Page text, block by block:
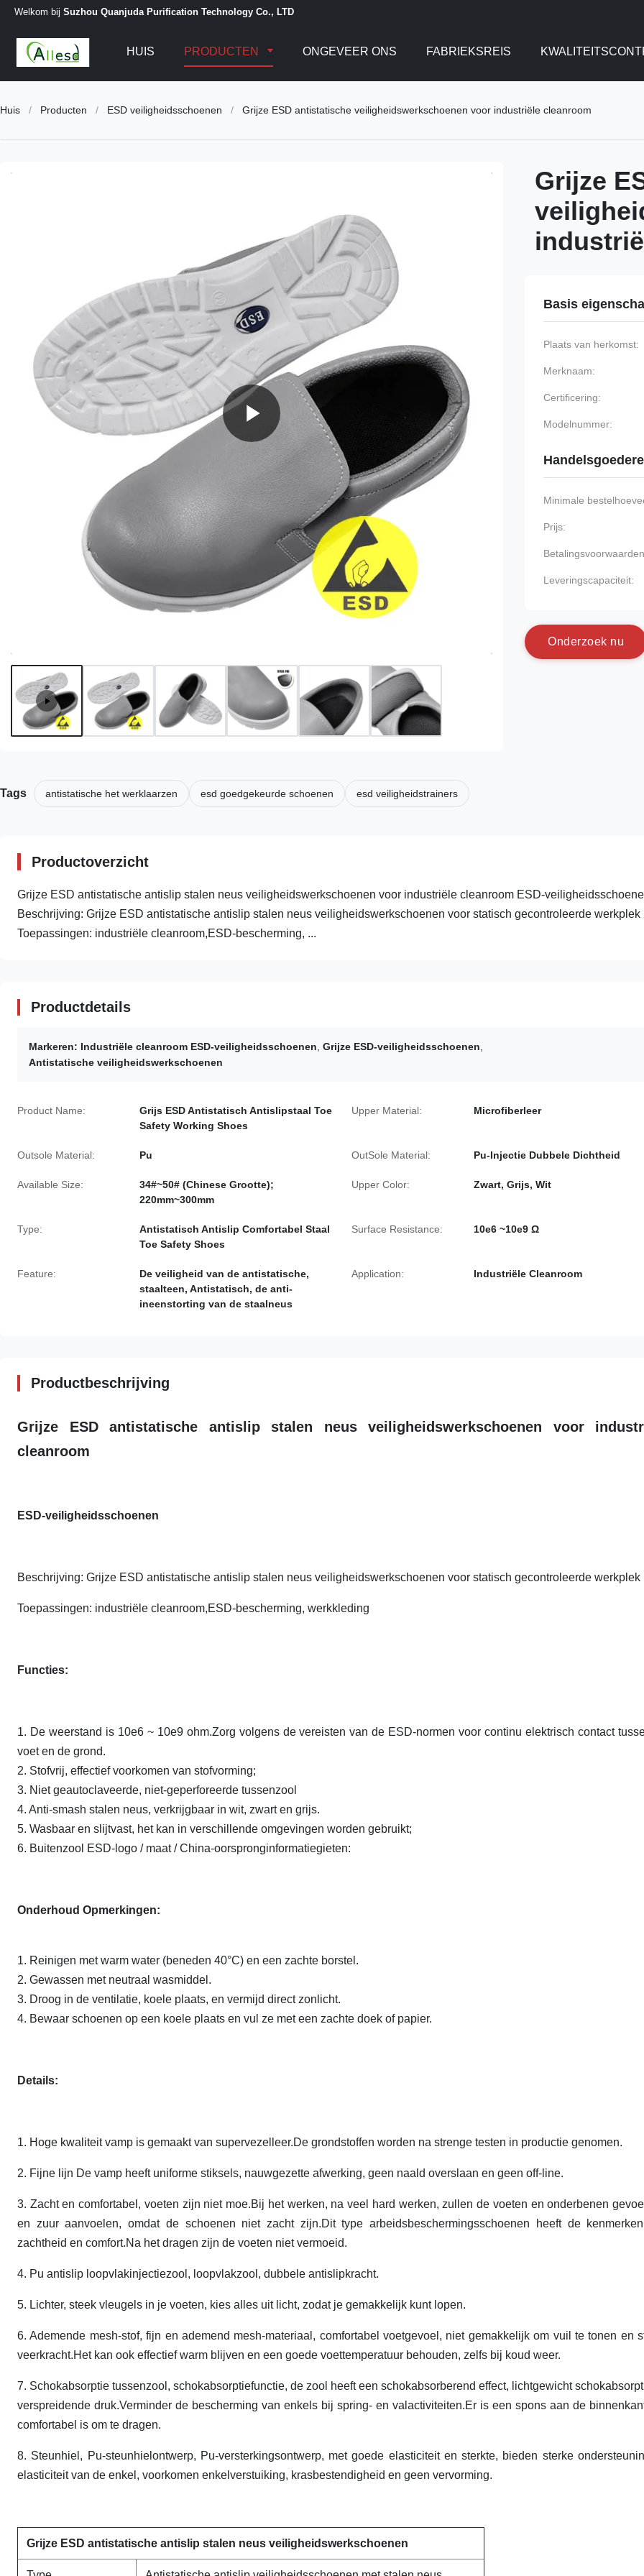
Welkom bij Suzhou Quanjuda Purification Technology Co., LTD
HUIS PRODUCTEN ONGEVEER ONS FABRIEKSREIS
Huis / Producten / ESD veiligheidsschoenen / Grijze ESD antistatische veiligheidswerkschoenen voor industriële cleanroom
Grijze
Basis
Plaats van herkomst:
Merknaam:
Certificering:
Modelnummer:
Minimale
Prijs:
Leveringscapaciteit:
Onderzoek nu
Tags antistatische het werklaarzen esd goedgekeurde schoenen esd veiligheidstrainers
Productoverzicht
Grijze ESD antistatische antislip stalen neus veiligheidswerkschoenen voor industriële cleanroom ESD-
Beschrijving: Grijze ESD antistatische antislip stalen neus veiligheidswerkschoenen voor statisch gecontroleerde werkplek
Toepassingen: industriële cleanroom,ESD-bescherming, ...
Productdetails
Markeren: Industriële cleanroom ESD-veiligheidsschoenen Grijze ESD-veiligheidsschoenen
Antistatische veiligheidswerkschoenen
Product Name:
Grijs ESD Antistatisch Antislipstaal Toe
Safety Working Shoes
Upper Material: Microfiberleer
Outsole Material: Pu OutSole Material: Pu-Injectie Dubbele Dichtheid
Available Size:
34#~50# (Chinese Grootte);
220mm~300mm
Upper Color: Zwart, Grijs, Wit
Type:
Antistatisch Antislip Comfortabel Staal
Toe Safety Shoes
Surface Resistance: 10e6 ~10e9 Ω
Feature:
De veiligheid van de antistatische,
staalteen, Antistatisch, de anti-
ineenstorting van de staalneus
Application: Industriële Cleanroom
Productbeschrijving
Grijze ESD antistatische antislip stalen neus veiligheidswerkschoenen voor
cleanroom
ESD-veiligheidsschoenen
Beschrijving: Grijze ESD antistatische antislip stalen neus veiligheidswerkschoenen voor statisch gecontroleerde werkplek
Toepassingen: industriële cleanroom,ESD-bescherming, werkkleding
Functies:
1. De weerstand is 10e6 ~ 10e9 ohm.Zorg volgens de vereisten van de ESD-normen voor continu elektrisch contact
voet en de grond.
2. Stofvrij, effectief voorkomen van stofvorming;
3. Niet geautoclaveerde, niet-geperforeerde tussenzool
4. Anti-smash stalen neus, verkrijgbaar in wit, zwart en grijs.
5. Wasbaar en slijtvast, het kan in verschillende omgevingen worden gebruikt;
6. Buitenzool ESD-logo / maat / China-oorspronginformatiegieten:
Onderhoud Opmerkingen:
1. Reinigen met warm water (beneden 40°C) en een zachte borstel.
2. Gewassen met neutraal wasmiddel.
3. Droog in de ventilatie, koele plaats, en vermijd direct zonlicht.
4. Bewaar schoenen op een koele plaats en vul ze met een zachte doek of papier.
Details:
1. Hoge kwaliteit vamp is gemaakt van supervezelleer.De grondstoffen worden na strenge testen in productie genomen.
2. Fijne lijn De vamp heeft uniforme stiksels, nauwgezette afwerking, geen naald overslaan en geen off-line.
3. Zacht en comfortabel, voeten zijn niet moe.Bij het werken, na veel hard werken, zullen de voeten en onderbenen
en zuur aanvoelen, omdat de schoenen niet zacht zijn.Dit type arbeidsbeschermingsschoenen heeft de
zachtheid en comfort.Na het dragen zijn de voeten niet vermoeid.
4. Pu antislip loopvlakinjectiezool, loopvlakzool, dubbele antislipkracht.
5. Lichter, steek vleugels in je voeten, kies alles uit licht, zodat je gemakkelijk kunt lopen.
6. Ademende mesh-stof, fijn en ademend mesh-materiaal, comfortabel voetgevoel, niet gemakkelijk om vuil te tonen en
veerkracht.Het kan ook effectief warm blijven en een goede voettemperatuur behouden, zelfs bij koud weer.
7. Schokabsorptie tussenzool, schokabsorptiefunctie, de zool heeft een schokabsorberend effect, lichtgewicht
verspreidende druk.Verminder de bescherming van enkels bij spring- en valactiviteiten.Er is een spons aan de
comfortabel is om te dragen.
8. Steunhiel, Pu-steunhielontwerp, Pu-versterkingsontwerp, met goede elasticiteit en sterkte, bieden sterke
elasticiteit van de enkel, voorkomen enkelverstuiking, krasbestendigheid en geen vervorming.
Grijze ESD antistatische antislip stalen neus veiligheidswerkschoenen